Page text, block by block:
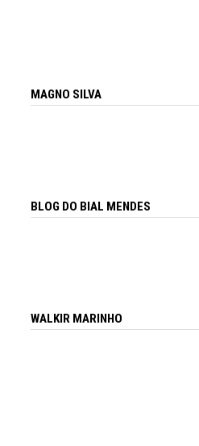
MAGNO SILVA
BLOG DO BIAL MENDES
WALKIR MARINHO